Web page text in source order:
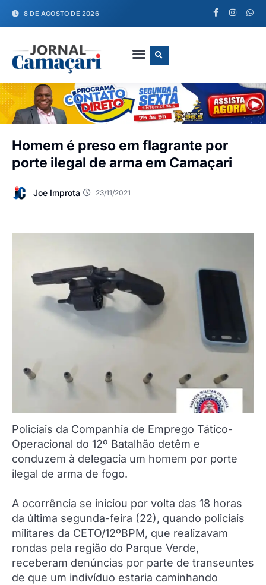
8 DE AGOSTO DE 2026
Homem é preso em flagrante por
porte ilegal de arma em Camaçari
Joe Improta 23/11/2021
Policiais da Companhia de Emprego Tático-
Operacional do 12º Batalhão detêm e
conduzem à delegacia um homem por porte
ilegal de arma de fogo.
A ocorrência se iniciou por volta das 18 horas
da última segunda-feira (22), quando policiais
militares da CETO/12ºBPM, que realizavam
rondas pela região do Parque Verde,
receberam denúncias por parte de transeuntes
de que um indivíduo estaria caminhando